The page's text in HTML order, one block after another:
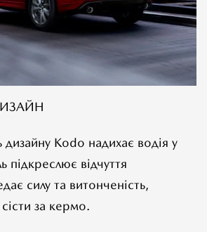
Kodo надихає водія у
підкреслює відчуття
силу та витонченість,
за кермо.